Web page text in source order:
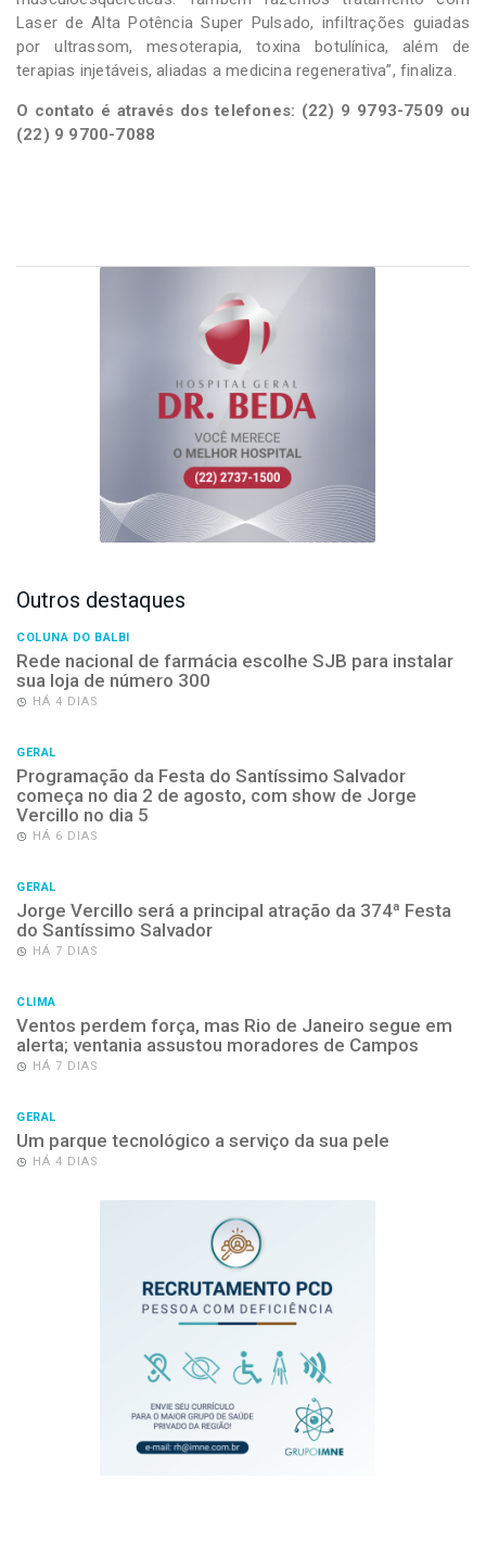
Laser de Alta Potência Super Pulsado, infiltrações guiadas
por ultrassom, mesoterapia, toxina botulínica, além de
terapias injetáveis, aliadas a medicina regenerativa”, finaliza.
O contato é através dos telefones: (22) 9 9793-7509 ou
(22) 9 9700-7088
Outros destaques
COLUNA DO BALBI
Rede nacional de farmácia escolhe SJB para instalar
sua loja de número 300
HÁ 4 DIAS
GERAL
Programação da Festa do Santíssimo Salvador
começa no dia 2 de agosto, com show de Jorge
Vercillo no dia 5
HÁ 6 DIAS
GERAL
Jorge Vercillo será a principal atração da 374ª Festa
do Santíssimo Salvador
HÁ 7 DIAS
CLIMA
Ventos perdem força, mas Rio de Janeiro segue em
alerta; ventania assustou moradores de Campos
HÁ 7 DIAS
GERAL
Um parque tecnológico a serviço da sua pele
HÁ 4 DIAS